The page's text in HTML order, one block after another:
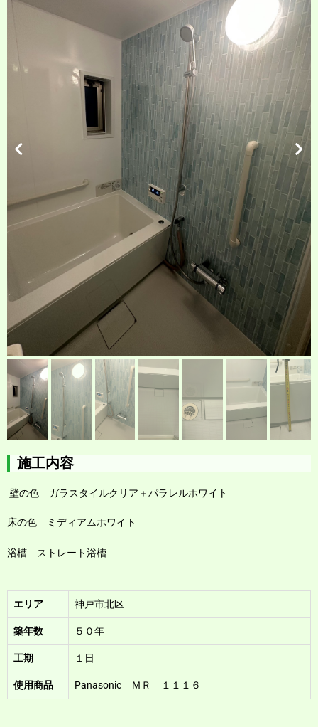
施工内容
壁の色 ガラスタイルクリア＋パラレルホワイト
床の色 ミディアムホワイト
浴槽 ストレート浴槽
エリア 神戸市北区
築年数 ５０年
工期 １日
使用商品 Panasonic ＭＲ １１１６